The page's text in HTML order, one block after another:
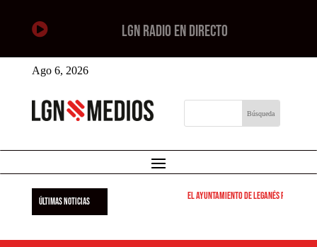
 LGN RADIO EN DIRECTO
Ago 6, 2026
ÚLTIMAS NOTICIAS El Ayuntamiento de Leganés pone en